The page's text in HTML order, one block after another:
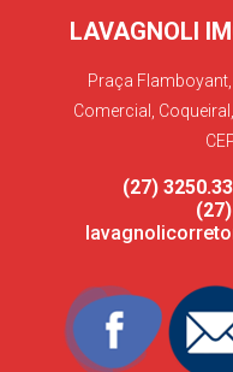
LAVAGNOLI
Praça
Comercial,
(27)